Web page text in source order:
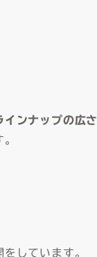
ンナップの広さ
しています。